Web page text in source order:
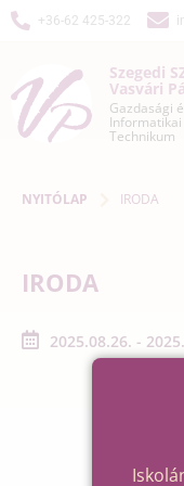
+36-62 425-322
Szegedi
Vasvári
Gazdasági
Informatikai
Technikum
NYITÓLAP IRODA
IRODA
2025.08.26. -